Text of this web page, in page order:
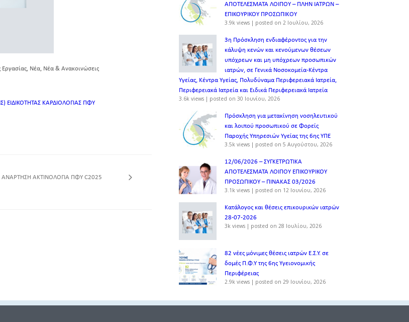
Εργασίας, Νέα, Νέα & Ανακοινώσεις
ΕΙΔΙΚΟΤΗΤΑΣ ΚΑΡΔΙΟΛΟΓΙΑΣ ΠΦΥ
ΑΝΑΡΤΗΣΗ ΑΚΤΙΝΟΛΟΓΙΑ ΠΦΥ C2025
ΑΠΟΤΕΛΕΣΜΑΤΑ ΛΟΙΠΟΥ – ΠΛΗΝ ΙΑΤΡΩΝ –
ΕΠΙΚΟΥΡΙΚΟΥ ΠΡΟΣΩΠΙΚOY
3.9k views | posted on 2 Ιουλίου, 2026
3η Πρόσκληση ενδιαφέροντος για την
κάλυψη κενών και κενούμενων θέσεων
υπόχρεων και μη υπόχρεων προσωπικών
ιατρών, σε Γενικά Νοσοκομεία-Κέντρα
Υγείας, Κέντρα Υγείας, Πολυδύναμα Περιφερειακά Ιατρεία,
Περιφερειακά Ιατρεία και Ειδικά Περιφερειακά Ιατρεία
3.6k views | posted on 30 Ιουνίου, 2026
Πρόσκληση για μετακίνηση νοσηλευτικού
και λοιπού προσωπικού σε Φορείς
Παροχής Υπηρεσιών Υγείας της 6ης ΥΠΕ
3.5k views | posted on 5 Αυγούστου, 2026
12/06/2026 – ΣΥΓΚΕΤΡΩΤΙΚΑ
ΑΠΟΤΕΛΕΣΜΑΤΑ ΛΟΙΠΟΥ ΕΠΙΚΟΥΡΙΚΟΥ
ΠΡΟΣΩΠΙΚΟΥ – ΠΙΝΑΚΑΣ 03/2026
3.1k views | posted on 12 Ιουνίου, 2026
Κατάλογος και θέσεις επικουρικών ιατρών
28-07-2026
3k views | posted on 28 Ιουλίου, 2026
82 νέες μόνιμες θέσεις ιατρών Ε.Σ.Υ. σε
δομές Π.Φ.Υ της 6ης Υγειονομικής
Περιφέρειας
2.9k views | posted on 29 Ιουνίου, 2026